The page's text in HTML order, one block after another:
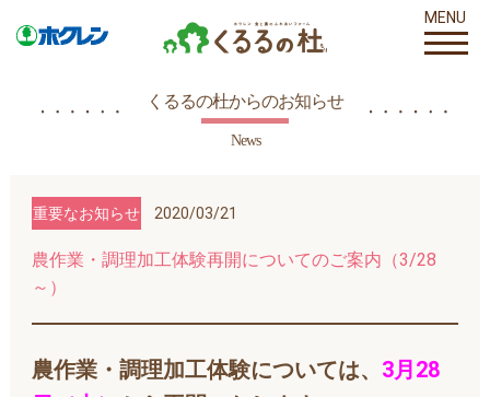
MENU
くるるの杜からのお知らせ
News
重要なお知らせ 2020/03/21
農作業・調理加工体験再開についてのご案内（3/28
～）
農作業・調理加工体験については、 3月28